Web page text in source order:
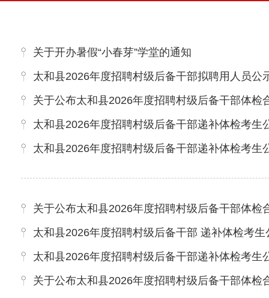
关于开办暑假“小春芽”学堂的通知
太和县2026年度招聘村级后备干部拟聘用人员公
关于公布太和县2026年度招聘村级后备干部体检
太和县2026年度招聘村级后备干部递补体检考生
太和县2026年度招聘村级后备干部递补体检考生
关于公布太和县2026年度招聘村级后备干部体检
太和县2026年度招聘村级后备干部 递补体检考生
太和县2026年度招聘村级后备干部递补体检考生
关于公布太和县2026年度招聘村级后备干部体检